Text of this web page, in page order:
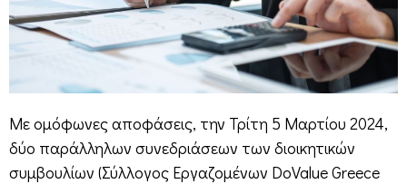
Με ομόφωνες αποφάσεις, την Τρίτη 5 Μαρτίου 2024,
δύο παράλληλων συνεδριάσεων των διοικητικών
συμβουλίων (Σύλλογος Εργαζομένων DoValue Greece